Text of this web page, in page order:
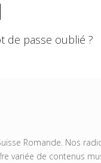
de passe oublié ?
Romande. Nos
variée de contenus